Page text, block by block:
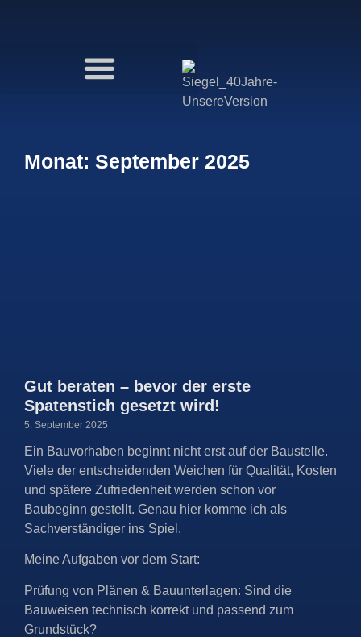
Monat: September 2025
Gut beraten – bevor der erste
Spatenstich gesetzt wird!
5. September 2025
Ein Bauvorhaben beginnt nicht erst auf der Baustelle.
Viele der entscheidenden Weichen für Qualität, Kosten
und spätere Zufriedenheit werden schon vor
Baubeginn gestellt. Genau hier komme ich als
Sachverständiger ins Spiel.
Meine Aufgaben vor dem Start:
Prüfung von Plänen & Bauunterlagen: Sind die
Bauweisen technisch korrekt und passend zum
Grundstück?